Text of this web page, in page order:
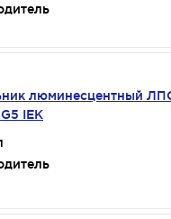
люминесцентный
IEK